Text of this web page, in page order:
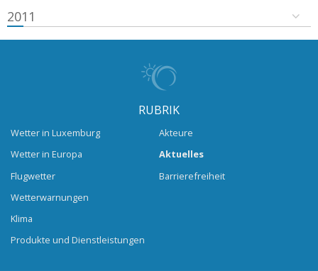
2011
RUBRIK
Wetter in Luxemburg
Wetter in Europa
Flugwetter
Wetterwarnungen
Klima
Produkte und Dienstleistungen
Akteure
Aktuelles
Barrierefreiheit